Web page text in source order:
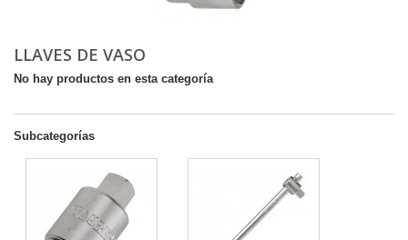
LLAVES DE VASO
No hay productos en esta categoría
Subcategorías